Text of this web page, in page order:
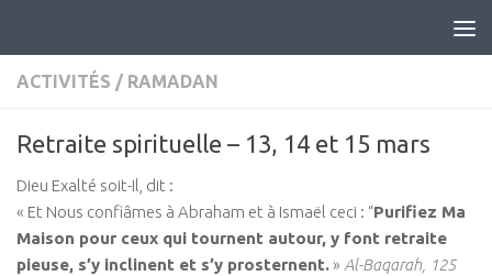
ACTIVITÉS / RAMADAN
Retraite spirituelle – 13, 14 et 15 mars
Dieu Exalté soit-Il, dit :
« Et Nous confiâmes à Abraham et à Ismaël ceci : “Purifiez Ma
Maison pour ceux qui tournent autour, y font retraite
pieuse, s’y inclinent et s’y prosternent. » Al-Baqarah, 125